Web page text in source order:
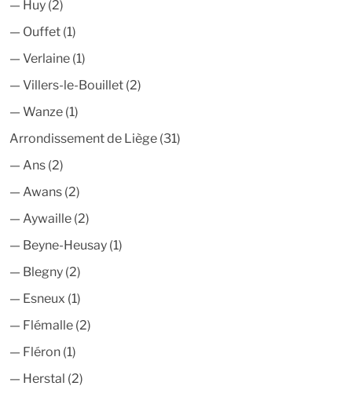
— Huy (2)
— Ouffet (1)
— Verlaine (1)
— Villers-le-Bouillet (2)
— Wanze (1)
Arrondissement de Liège (31)
— Ans (2)
— Awans (2)
— Aywaille (2)
— Beyne-Heusay (1)
— Blegny (2)
— Esneux (1)
— Flémalle (2)
— Fléron (1)
— Herstal (2)